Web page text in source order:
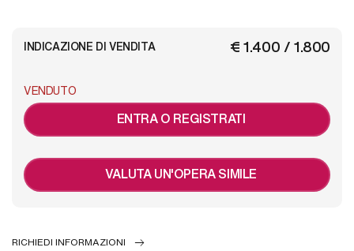
€ 1.400 / 1.800
INDICAZIONE DI VENDITA
VENDUTO
ENTRA O REGISTRATI
VALUTA UN'OPERA SIMILE
RICHIEDI INFORMAZIONI